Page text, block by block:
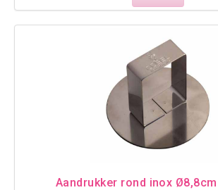
Aandrukker rond inox